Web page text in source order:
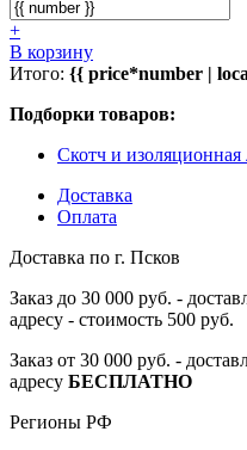
+
В корзину
Итого: {{ price*number |
Подборки товаров:
Скотч и
Доставка
Оплата
Доставка по г. Псков
Заказ до 30 000 руб. -
адресу - стоимость 500 руб.
Заказ от 30 000 руб. -
адресу БЕСПЛАТНО
Регионы РФ